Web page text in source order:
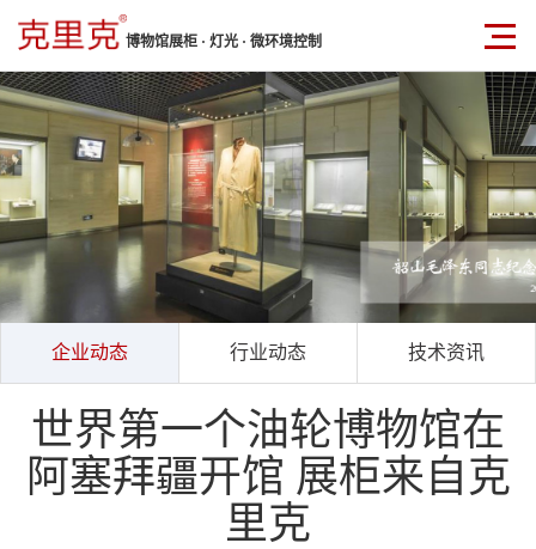
博物馆展柜 · 灯光 · 微环境控制
企业动态 行业动态 技术资讯
世界第一个油轮博物馆在
阿塞拜疆开馆 展柜来自克
里克